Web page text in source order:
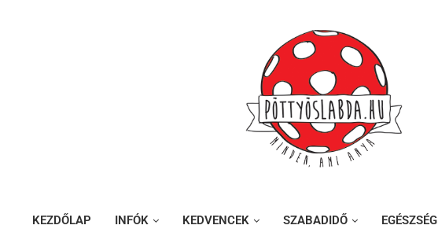
KEZDŐLAP INFÓK KEDVENCEK SZABADIDŐ EGÉSZSÉG